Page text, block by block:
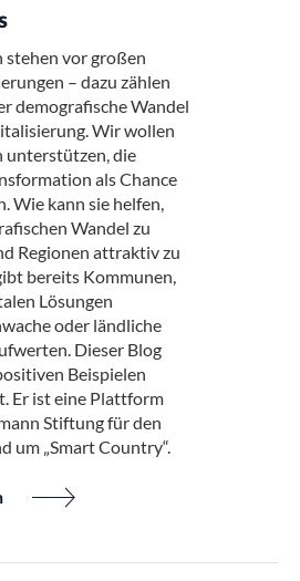
stehen vor großen
– dazu zählen
demografische Wandel
Wir wollen
unterstützen, die
als Chance
Wie kann sie helfen,
Wandel zu
Regionen attraktiv zu
bereits Kommunen,
Lösungen
oder ländliche
Dieser Blog
Beispielen
Er ist eine Plattform
Stiftung für den
um „Smart Country“.